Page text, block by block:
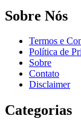
Sobre Nós
Termos e
Política de
Sobre
Contato
Disclaimer
Categorias